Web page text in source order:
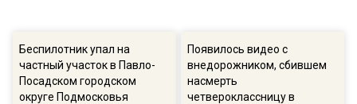
Беспилотник упал на
частный участок в Павло-
Посадском городском
округе Подмосковья
Появилось видео с
внедорожником, сбившем
насмерть
четвероклассницу в